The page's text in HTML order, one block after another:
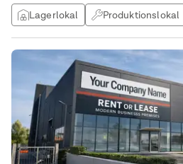
Lagerlokal Produktionslokal
Träningslokal / gym